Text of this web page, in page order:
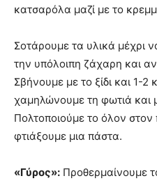
κατσαρόλα μαζί με το
Σοτάρουμε τα υλικά μέχρι
την υπόλοιπη ζάχαρη και
Σβήνουμε με το ξίδι και 1-2
χαμηλώνουμε τη φωτιά και
Πολτοποιούμε το όλον
φτιάξουμε μια πάστα.
«Γύρος»: Προθερμαίνουμε